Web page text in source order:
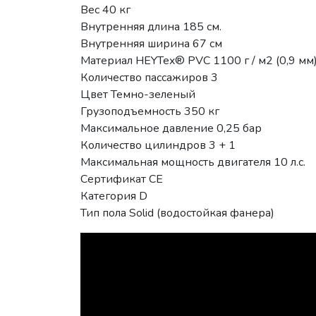
Вес 40 кг
Внутренняя длина 185 см.
Внутренняя ширина 67 см
Материал HEYTex® PVC 1100 г / м2 (0,9
Количество пассажиров 3
Цвет Темно-зеленый
Грузоподъемность 350 кг
Максимальное давление 0,25 бар
Количество цилиндров 3 + 1
Максимальная мощность двигателя 10 л.с.
Сертификат CE
Категория D
Тип пола Solid (водостойкая фанера)